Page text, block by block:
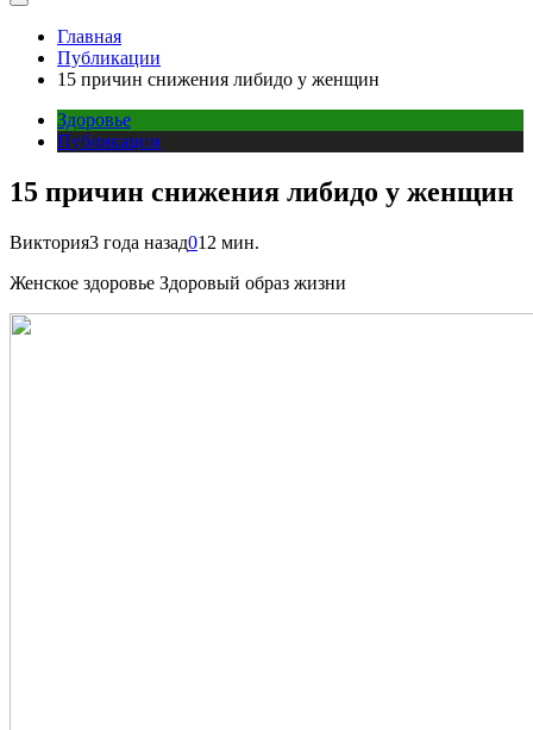
Главная
Публикации
15 причин снижения либидо у женщин
Здоровье
Публикации
15 причин снижения либидо у женщин
Виктория3 года назад012 мин.
Женское здоровье Здоровый образ жизни